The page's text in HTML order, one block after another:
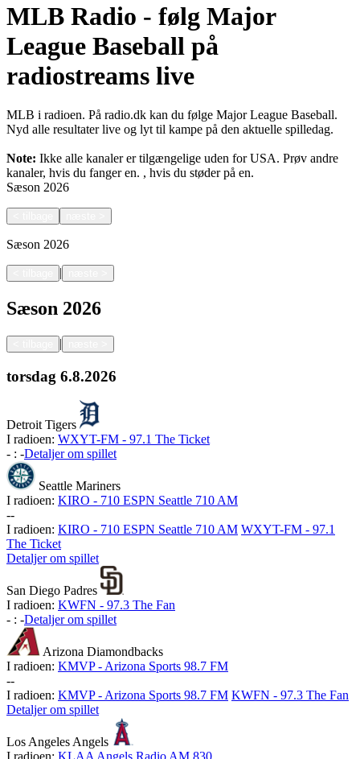
MLB Radio - følg Major
League Baseball på
radiostreams live
MLB i radioen. På radio.dk kan du følge Major League Baseball.
Nyd alle resultater live og lyt til kampe på den aktuelle spilledag.
Note: Ikke alle kanaler er tilgængelige uden for USA. Prøv andre
kanaler, hvis du fanger en. , hvis du støder på en.
Sæson 2026
Sæson 2026
|
Sæson 2026
|
torsdag 6.8.2026
Detroit Tigers
I radioen: WXYT-FM - 97.1 The Ticket
- : -Detaljer om spillet
Seattle Mariners
I radioen: KIRO - 710 ESPN Seattle 710 AM
--
I radioen: KIRO - 710 ESPN Seattle 710 AM WXYT-FM - 97.1
The Ticket
Detaljer om spillet
San Diego Padres
I radioen: KWFN - 97.3 The Fan
- : -Detaljer om spillet
Arizona Diamondbacks
I radioen: KMVP - Arizona Sports 98.7 FM
--
I radioen: KMVP - Arizona Sports 98.7 FM KWFN - 97.3 The Fan
Detaljer om spillet
Los Angeles Angels